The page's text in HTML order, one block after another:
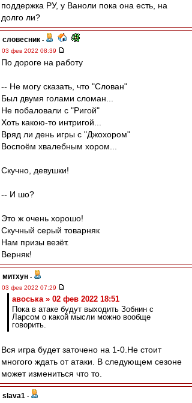
поддержка РУ, у Ваноли пока она есть, на
долго ли?
словесник -
03 фев 2022 08:39
По дороге на работу
-- Не могу сказать, что "Слован"
Был двумя голами сломан...
Не побаловали с "Ригой"
Хоть какою-то интригой...
Вряд ли день игры с "Джохором"
Воспоём хвалебным хором...
Скучно, девушки!
-- И шо?
Это ж очень хорошо!
Скучный серый товарняк
Нам призы везёт.
Верняк!
митхун -
03 фев 2022 07:29
авоська » 02 фев 2022 18:51
Пока в атаке будут выходить Зобнин с
Ларсом о какой мысли можно вообще
говорить.
Вся игра будет заточено на 1-0.Не стоит
многого ждать от атаки. В следующем сезоне
может измениться что то.
slava1 -